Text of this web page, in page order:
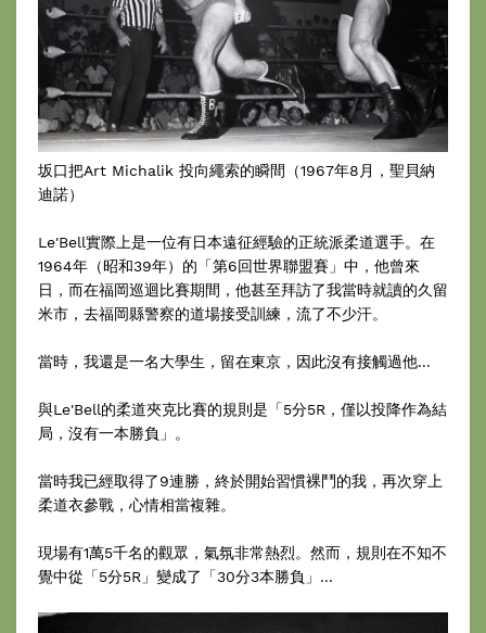
坂口把Art Michalik 投向繩索的瞬間（1967年8月，聖貝納
迪諾）
Le'Bell實際上是一位有日本遠征經驗的正統派柔道選手。在
1964年（昭和39年）的「第6回世界聯盟賽」中，他曾來
日，而在福岡巡迴比賽期間，他甚至拜訪了我當時就讀的久留
米市，去福岡縣警察的道場接受訓練，流了不少汗。
當時，我還是一名大學生，留在東京，因此沒有接觸過他...
與Le'Bell的柔道夾克比賽的規則是「5分5R，僅以投降作為結
局，沒有一本勝負」。
當時我已經取得了9連勝，終於開始習慣裸鬥的我，再次穿上
柔道衣參戰，心情相當複雜。
現場有1萬5千名的觀眾，氣氛非常熱烈。然而，規則在不知不
覺中從「5分5R」變成了「30分3本勝負」...